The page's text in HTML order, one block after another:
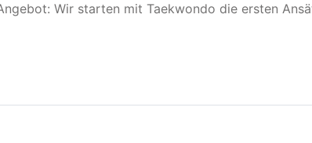
Wir starten mit Taekwondo die ersten